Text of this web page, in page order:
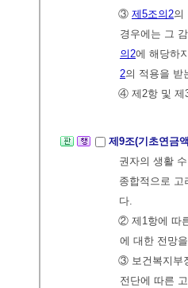
③ 제5조의2의
경우에는 그
의2에 해당하
2의 적용을 받
④ 제2항 및 제
제9조(기초연금
권자의 생활
종합적으로
다.
② 제1항에 따
에 대한 전망
③ 보건복지부
전단에 따른